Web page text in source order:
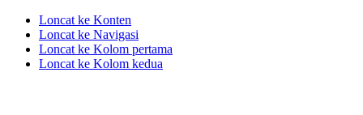
Loncat ke Konten
Loncat ke Navigasi
Loncat ke Kolom pertama
Loncat ke Kolom kedua